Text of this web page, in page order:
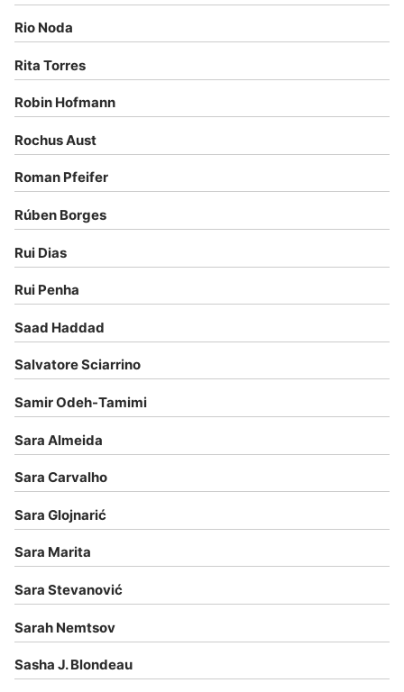
Rio Noda
Rita Torres
Robin Hofmann
Rochus Aust
Roman Pfeifer
Rúben Borges
Rui Dias
Rui Penha
Saad Haddad
Salvatore Sciarrino
Samir Odeh-Tamimi
Sara Almeida
Sara Carvalho
Sara Glojnarić
Sara Marita
Sara Stevanović
Sarah Nemtsov
Sasha J. Blondeau